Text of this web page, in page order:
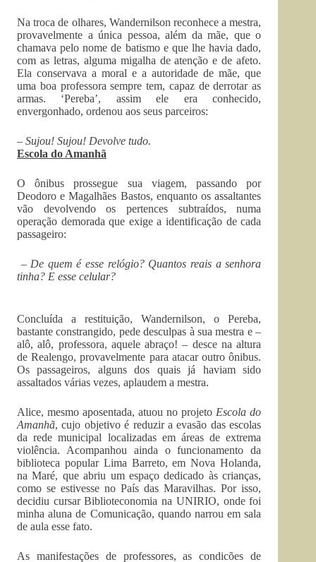
Na troca de olhares, Wandernilson reconhece a mestra,
provavelmente a única pessoa, além da mãe, que o
chamava pelo nome de batismo e que lhe havia dado,
com as letras, alguma migalha de atenção e de afeto.
Ela conservava a moral e a autoridade de mãe, que
uma boa professora sempre tem, capaz de derrotar as
armas. ‘Pereba’, assim ele era conhecido,
envergonhado, ordenou aos seus parceiros:
– Sujou! Sujou! Devolve tudo.
Escola do Amanhã
O ônibus prossegue sua viagem, passando por
Deodoro e Magalhães Bastos, enquanto os assaltantes
vão devolvendo os pertences subtraídos, numa
operação demorada que exige a identificação de cada
passageiro:
–De quem é esse relógio? Quantos reais a senhora
tinha? E esse celular?
Concluída a restituição, Wandernilson, o Pereba,
bastante constrangido, pede desculpas à sua mestra e –
alô, alô, professora, aquele abraço! – desce na altura
de Realengo, provavelmente para atacar outro ônibus.
Os passageiros, alguns dos quais já haviam sido
assaltados várias vezes, aplaudem a mestra.
Alice, mesmo aposentada, atuou no projetoEscola do
Amanhã, cujo objetivo é reduzir a evasão das escolas
da rede municipal localizadas em áreas de extrema
violência. Acompanhou ainda o funcionamento da
biblioteca popular Lima Barreto, em Nova Holanda,
na Maré, que abriu um espaço dedicado às crianças,
como se estivesse no País das Maravilhas. Por isso,
decidiu cursar Biblioteconomia na UNIRIO, onde foi
minha aluna de Comunicação, quando narrou em sala
de aula esse fato.
As manifestações de professores, as condicões de